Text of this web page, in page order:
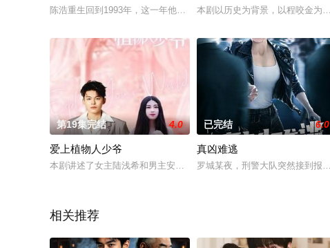
陈浩重生回到1993年，这一年他十八岁，即将参加高考，一场灾难也
本剧以历史为背景，以程咬金为
第19集完结 4.0
爱上植物人少爷
本剧讲述了女主陆浅希和男主安默染从一场意外替嫁，由相识相知到
已完结 6.0
真凶难逃
罗城某夜，刑警大队突然接到报
相关推荐